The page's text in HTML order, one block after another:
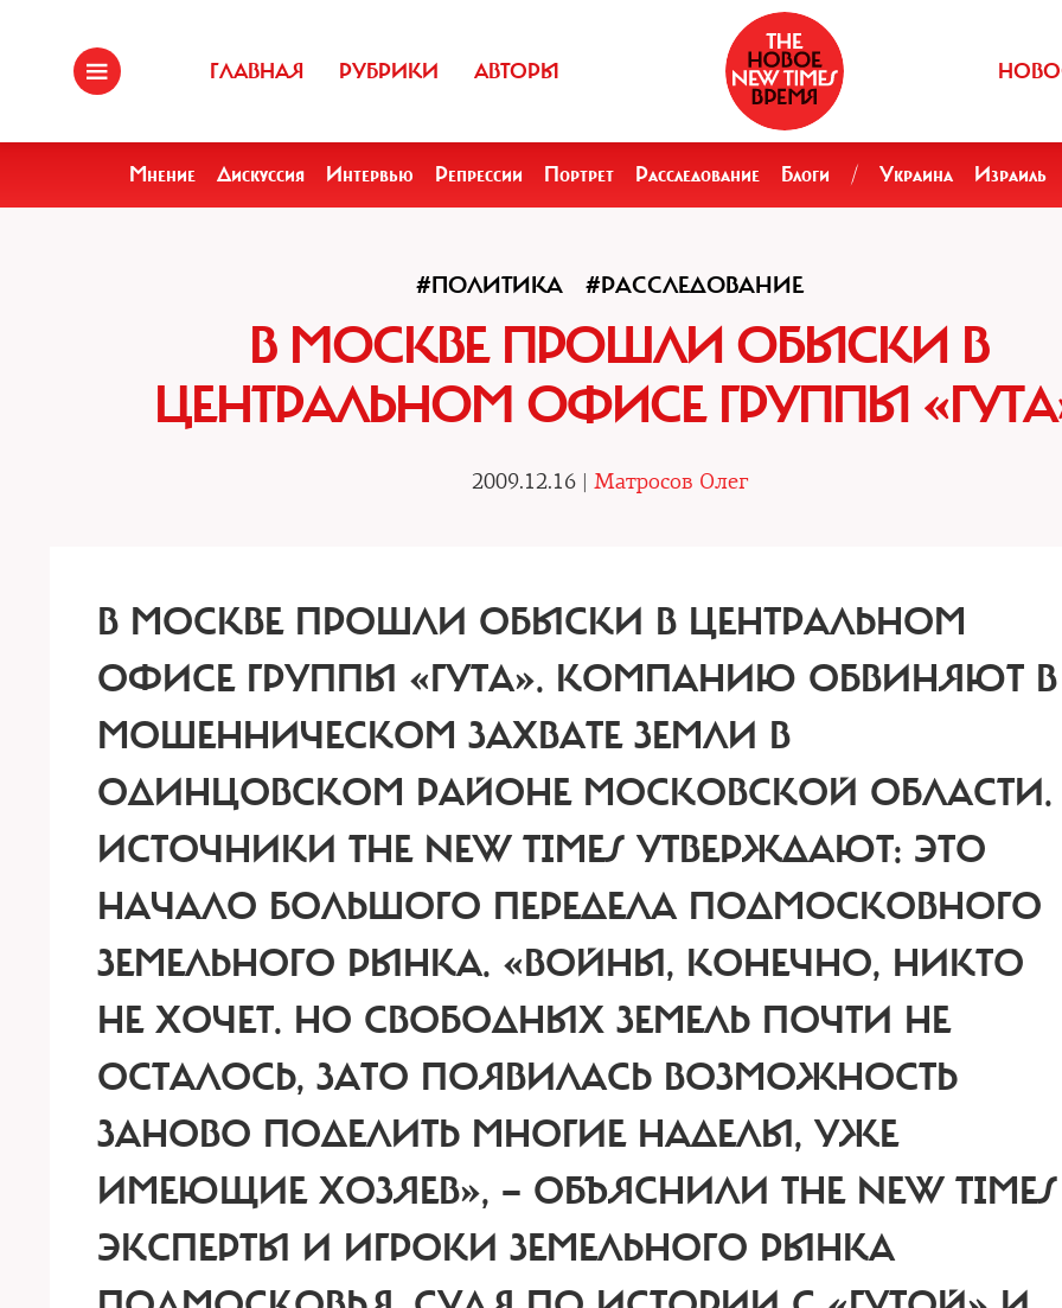
ГЛАВНАЯ РУБРИКИ АВТОРЫ
Мнение Дискуссия Интервью Репрессии Портрет Расследование Блоги / Украина Израиль
#ПОЛИТИКА #РАССЛЕДОВАНИЕ
В МОСКВЕ ПРОШЛИ ОБЫСКИ В
ЦЕНТРАЛЬНОМ ОФИСЕ ГРУППЫ
2009.12.16 | Матросов Олег
В МОСКВЕ ПРОШЛИ ОБЫСКИ В ЦЕНТРАЛЬНОМ
ОФИСЕ ГРУППЫ «ГУТА». КОМПАНИЮ ОБВИНЯЮТ В
МОШЕННИЧЕСКОМ ЗАХВАТЕ ЗЕМЛИ В
ОДИНЦОВСКОМ РАЙОНЕ МОСКОВСКОЙ ОБЛАСТИ.
ИСТОЧНИКИ THE NEW TIMES УТВЕРЖДАЮТ: ЭТО
НАЧАЛО БОЛЬШОГО ПЕРЕДЕЛА ПОДМОСКОВНОГО
ЗЕМЕЛЬНОГО РЫНКА. «ВОЙНЫ, КОНЕЧНО, НИКТО
НЕ ХОЧЕТ. НО СВОБОДНЫХ ЗЕМЕЛЬ ПОЧТИ НЕ
ОСТАЛОСЬ, ЗАТО ПОЯВИЛАСЬ ВОЗМОЖНОСТЬ
ЗАНОВО ПОДЕЛИТЬ МНОГИЕ НАДЕЛЫ, УЖЕ
ИМЕЮЩИЕ ХОЗЯЕВ», — ОБЪЯСНИЛИ THE NEW TIMES
ЭКСПЕРТЫ И ИГРОКИ ЗЕМЕЛЬНОГО РЫНКА